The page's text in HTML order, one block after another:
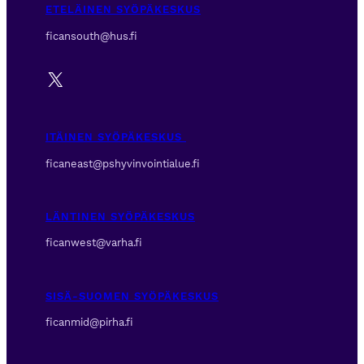
ETELÄINEN SYÖPÄKESKUS
ficansouth@hus.fi
X
ITÄINEN SYÖPÄKESKUS
ficaneast@pshyvinvointialue.fi
LÄNTINEN SYÖPÄKESKUS
ficanwest@varha.fi
SISÄ-SUOMEN SYÖPÄKESKUS
ficanmid@pirha.fi